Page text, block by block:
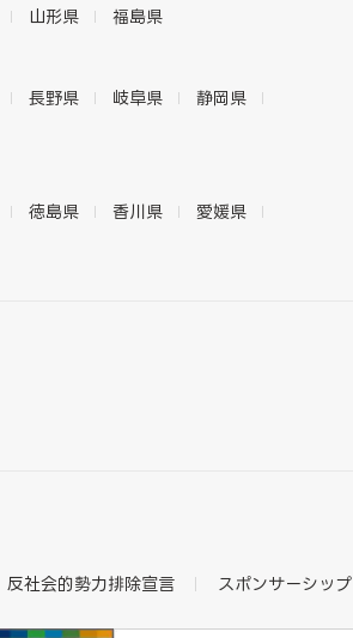
山形県 福島県
長野県 岐阜県
静岡県
徳島県 香川県
愛媛県
反社会的勢力排除宣言 スポンサーシップ